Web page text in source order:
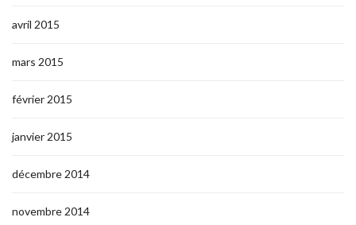
avril 2015
mars 2015
février 2015
janvier 2015
décembre 2014
novembre 2014